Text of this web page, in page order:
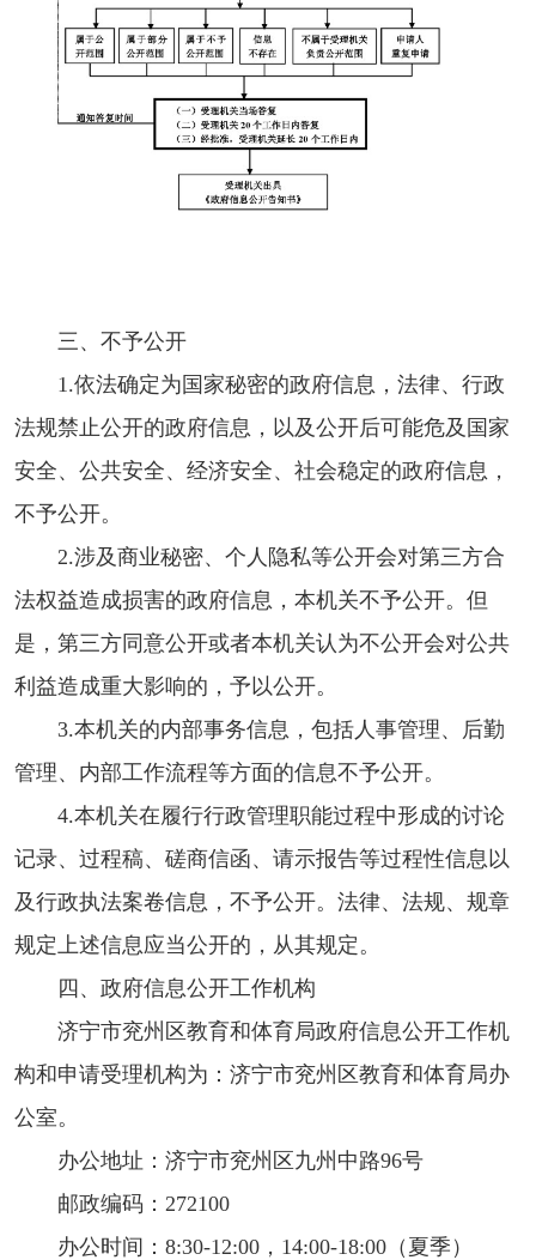
三、不予公开
1.依法确定为国家秘密的政府信息，法律、行政
法规禁止公开的政府信息，以及公开后可能危及国家
安全、公共安全、经济安全、社会稳定的政府信息，
不予公开。
2.涉及商业秘密、个人隐私等公开会对第三方合
法权益造成损害的政府信息，本机关不予公开。但
是，第三方同意公开或者本机关认为不公开会对公共
利益造成重大影响的，予以公开。
3.本机关的内部事务信息，包括人事管理、后勤
管理、内部工作流程等方面的信息不予公开。
4.本机关在履行行政管理职能过程中形成的讨论
记录、过程稿、磋商信函、请示报告等过程性信息以
及行政执法案卷信息，不予公开。法律、法规、规章
规定上述信息应当公开的，从其规定。
四、政府信息公开工作机构
济宁市兖州区教育和体育局政府信息公开工作机
构和申请受理机构为：济宁市兖州区教育和体育局办
公室。
办公地址：济宁市兖州区九州中路96号
邮政编码：272100
办公时间：8:30-12:00，14:00-18:00（夏季）